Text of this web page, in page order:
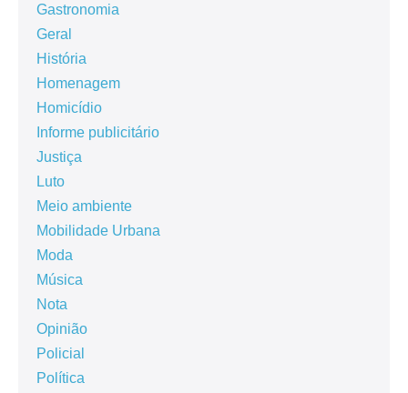
Gastronomia
Geral
História
Homenagem
Homicídio
Informe publicitário
Justiça
Luto
Meio ambiente
Mobilidade Urbana
Moda
Música
Nota
Opinião
Policial
Política